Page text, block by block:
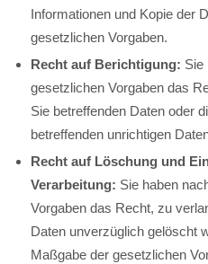
Informationen und Kopie der
gesetzlichen Vorgaben.
Recht auf Berichtigung: Sie
gesetzlichen Vorgaben das
Sie betreffenden Daten oder
betreffenden unrichtigen
Recht auf Löschung und
Verarbeitung: Sie haben
Vorgaben das Recht, zu
Daten unverzüglich gelöscht
Maßgabe der gesetzlichen